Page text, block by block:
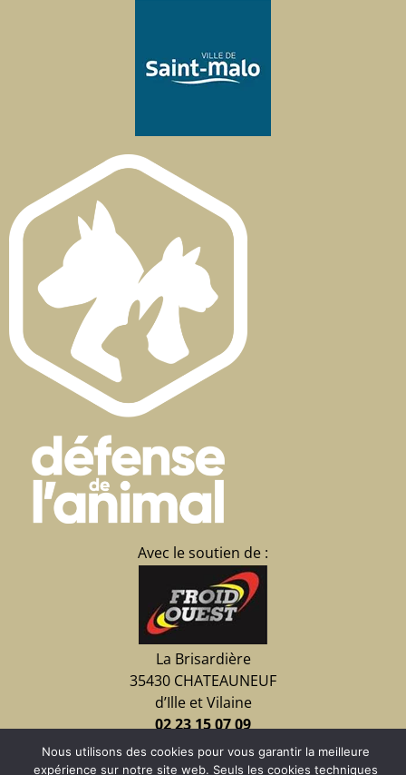
Avec le soutien de :
La Brisardière
35430 CHATEAUNEUF
d’Ille et Vilaine
02 23 15 07 09
Nous utilisons des cookies pour vous garantir la meilleure
expérience sur notre site web. Seuls les cookies techniques